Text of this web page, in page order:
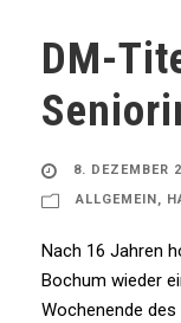
DM-
8. DEZEMBER
ALLGEMEIN ,
Nach 16 Jahren
Bochum wieder
Wochenende des